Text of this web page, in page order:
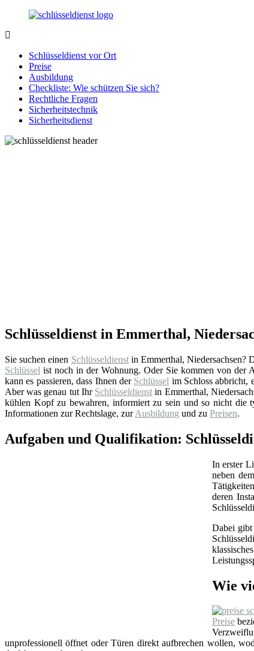
Zurück
Inhalt
Notlage
wird
gelöst!
Schlüsseldienst vor Ort
Preise
Ausbildung
Checkliste: Wie schützen Sie sich?
Rechtliche Fragen
Sicherheitstechnik
Sicherheitsdienst
Schlüsseldienst in Emmerthal,
Sie suchen einen Schlüsseldienstin Emmerthal, Niedersachsen?
Schlüssel ist noch in der Wohnung. Oder Sie kommen von der
kann es passieren, dass Ihnen der Schlüssel im Schloss abbricht,
Aber was genau tut Ihr Schlüsseldienst in Emmerthal,
kühlen Kopf zu bewahren, informiert zu sein und so nicht die
Informationen zur Rechtslage, zurAusbildung und zu Preisen.
Aufgaben und Qualifikation:
In erster
neben
deren
Dabei gibt
Wie
Preise
unprofessionell öffnet oder Türen direkt aufbrechen wollen,